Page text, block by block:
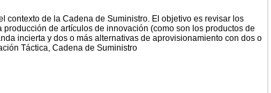
contexto de la Cadena de Suministro. El objetivo es revisar los
de artículos de innovación (como son los productos de
incierta y dos o más alternativas de aprovisionamiento con dos o
Táctica, Cadena de Suministro